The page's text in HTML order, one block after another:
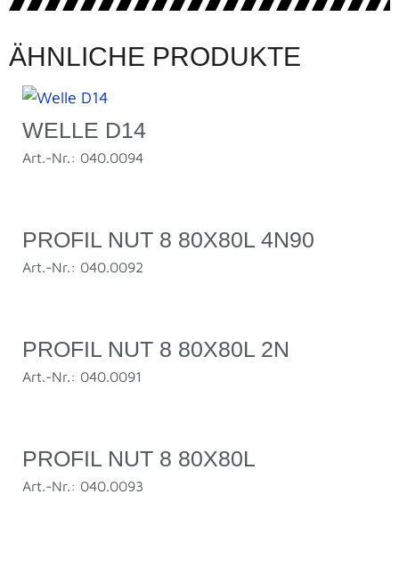
ÄHNLICHE PRODUKTE
WELLE D14
Art.-Nr.: 040.0094
PROFIL NUT 8 80X80L 4N90
Art.-Nr.: 040.0092
PROFIL NUT 8 80X80L 2N
Art.-Nr.: 040.0091
PROFIL NUT 8 80X80L
Art.-Nr.: 040.0093